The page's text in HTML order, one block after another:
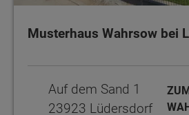
Musterhaus Wahrsow bei
Auf dem Sand 1
23923 Lüdersdorf